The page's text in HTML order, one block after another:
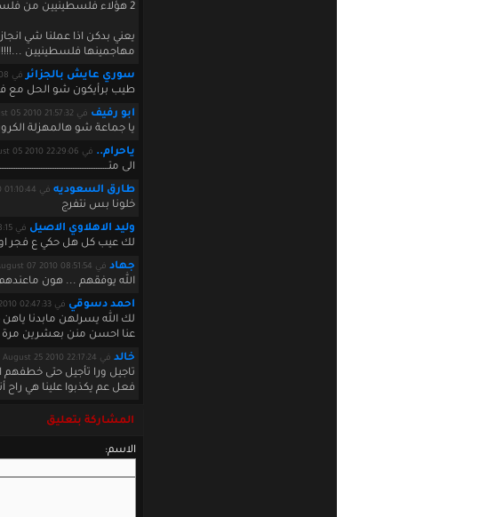
2 هؤلاء فلسطينيين من فلسطين ويحملون جواز سفر سوري ولكنهم من فلسطين ....ليس سوريين
يعني بدكن اذا عملنا شي
مهاجمينها فلسطينيين
سوري عايش بالجزائر في August 05 2010 20:04:08
طيب برأيكون شو الحل مع
ابو رفيف في August 05 2010 21:57:32
يا جماعة شو هالمهزلة
ياحرام.. في August 05 2010 22:29:06
الى
طارق السعوديه في August 06 2010 01:10:44
خلونا بس نتفرج
وليد الاهلاوي الاصيل في August 07 2010 02:18:15
لك عيب كل هل حكي ع فجر او
جهاد في August 07 2010 08:51:54
الله يوفقهم ... هون
احمد دسوقي في August 08 2010 02:47:33
لك الله يسرلهن مابدنا
عنا احسن منن بعشرين مرة
خالد في August 25 2010 22:17:24
تاجيل ورا تأجيل حتى خطفهم
فعل عم يكذبوا علينا هي راح
المشاركة بتعليق
الاسم: